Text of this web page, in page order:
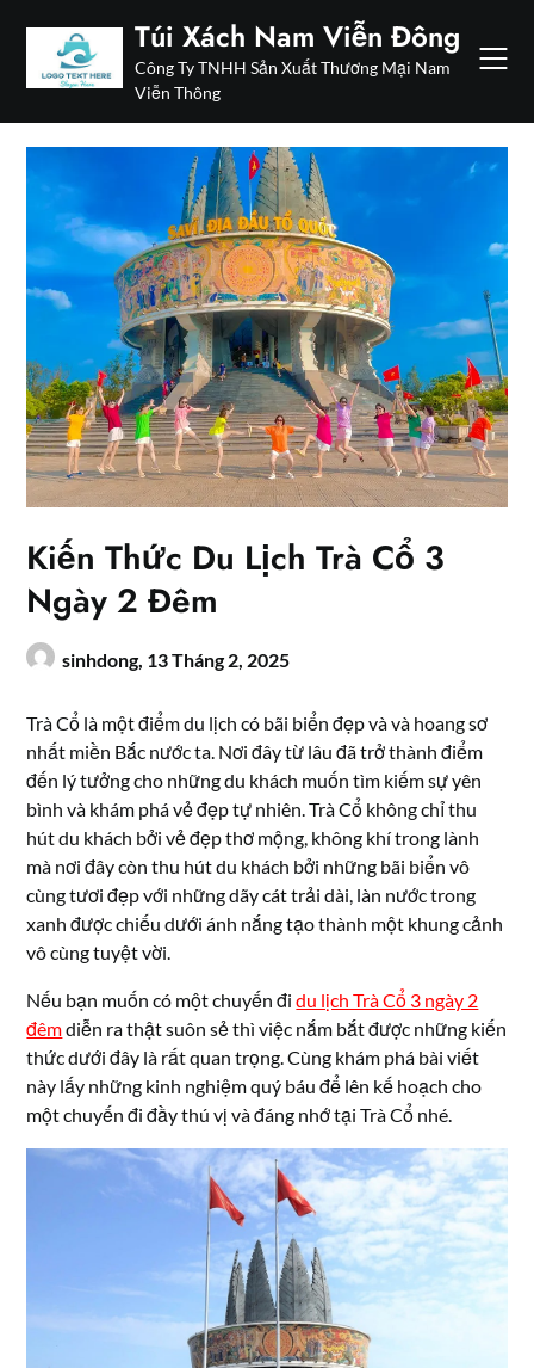
content
Túi Xách Nam Viễn Đông
Công Ty TNHH Sản Xuất Thương Mại Nam
Viễn Thông
Kiến Thức Du Lịch Trà Cổ 3
Ngày 2 Đêm
sinhdong, 13 Tháng 2, 2025
Trà Cổ là một điểm du lịch có bãi biển đẹp và và hoang sơ
nhất miền Bắc nước ta. Nơi đây từ lâu đã trở thành điểm
đến lý tưởng cho những du khách muốn tìm kiếm sự yên
bình và khám phá vẻ đẹp tự nhiên. Trà Cổ không chỉ thu
hút du khách bởi vẻ đẹp thơ mộng, không khí trong lành
mà nơi đây còn thu hút du khách bởi những bãi biển vô
cùng tươi đẹp với những dãy cát trải dài, làn nước trong
xanh được chiếu dưới ánh nắng tạo thành một khung cảnh
vô cùng tuyệt vời.
Nếu bạn muốn có một chuyến đidu lịch Trà Cổ 3 ngày 2
đêmdiễn ra thật suôn sẻ thì việc nắm bắt được những kiến
thức dưới đây là rất quan trọng. Cùng khám phá bài viết
này lấy những kinh nghiệm quý báu để lên kế hoạch cho
một chuyến đi đầy thú vị và đáng nhớ tại Trà Cổ nhé.